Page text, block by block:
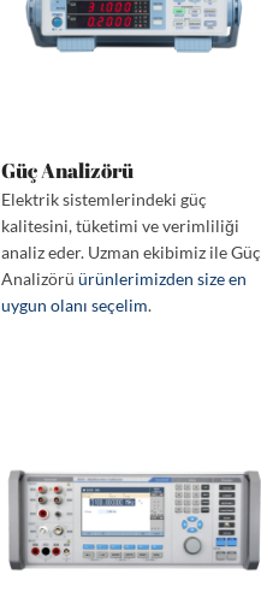
Güç Analizörü
Elektrik sistemlerindeki güç
kalitesini, tüketimi ve verimliliği
analiz eder. Uzman ekibimiz ile Güç
Analizörüürünlerimizden size en
uygun olanı seçelim.